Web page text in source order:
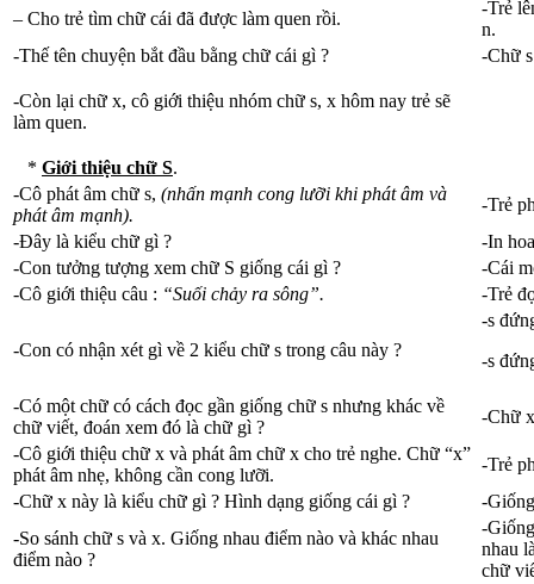
– Cho trẻ tìm chữ cái đã được làm quen rồi.
-Trẻ
n.
-Thế tên chuyện bắt đầu bằng chữ cái gì ?
-Chữ
-Còn lại chữ x, cô giới thiệu nhóm chữ s, x hôm nay trẻ sẽ
làm quen.
* Giới thiệu chữ S.
-Cô phát âm chữ s, (nhấn mạnh cong lưỡi khi phát âm và
phát âm mạnh).
-Trẻ
-Đây là kiểu chữ gì ?
-In
-Con tưởng tượng xem chữ S giống cái gì ?
-Cái
-Cô giới thiệu câu : “Suối chảy ra sông”. -Trẻ
-Con có nhận xét gì về 2 kiểu chữ s trong câu này ?
-s
-s
-Có một chữ có cách đọc gần giống chữ s nhưng khác về
chữ viết, đoán xem đó là chữ gì ?
-Chữ
-Cô giới thiệu chữ x và phát âm chữ x cho trẻ nghe. Chữ “x”
phát âm nhẹ, không cần cong lưỡi.
-Trẻ
-Chữ x này là kiểu chữ gì ? Hình dạng giống cái gì ?
-
-So sánh chữ s và x. Giống nhau điểm nào và khác nhau
điểm nào ?
-
nhau
chữ